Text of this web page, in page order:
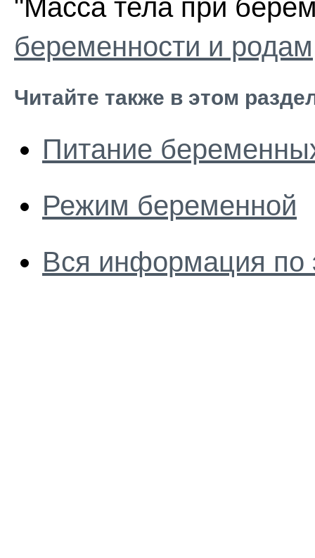
"Масса тела при
беременности и родам
Читайте также в этом
Питание
Режим беременной
Вся информация по